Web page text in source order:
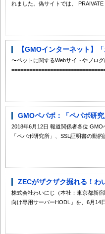
れました。偽サイトでは、
【GMOインターネット】
〜ペットに関するWebサイトやブロ
GMOペパボ：「ペパボ研
2018年6月12日 報道関係者各位 GMO
「ペパボ研究所」、SSL証明書の動
ZECがザクザク掘れる！わ
株式会社わいにじ（本社：東京都新
向け専用サーバーHODL」を、6月14